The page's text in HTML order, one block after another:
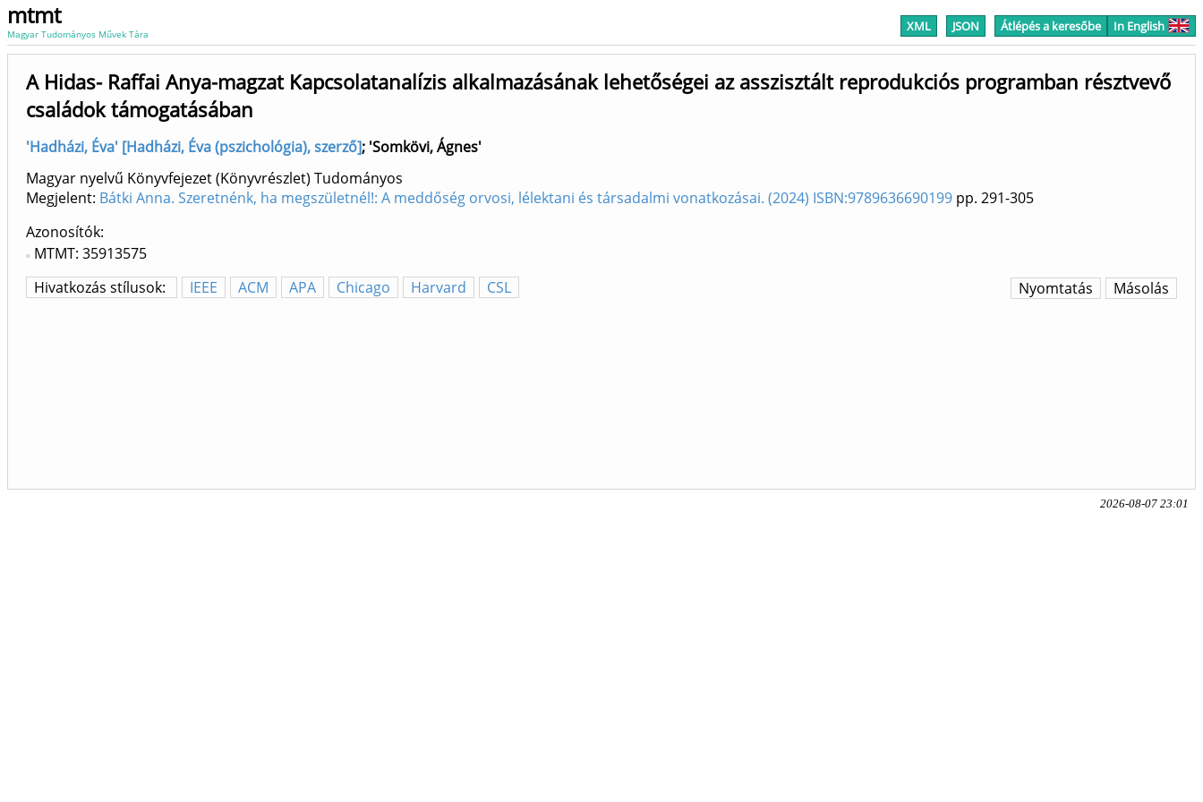
mtmt
Magyar Tudományos Művek Tára XML JSON Átlépés a keresőbe In English
A Hidas- Raffai Anya-magzat Kapcsolatanalízis alkalmazásának lehetőségei az asszisztált reprodukciós programban résztvevő
családok támogatásában
'Hadházi, Éva' [Hadházi, Éva (pszichológia), szerző]; 'Somkövi, Ágnes'
Magyar nyelvű Könyvfejezet (Könyvrészlet) Tudományos
Megjelent: Bátki Anna. Szeretnénk, ha megszületnél!: A meddőség orvosi, lélektani és társadalmi vonatkozásai. (2024) ISBN:9789636690199 pp. 291-305
Azonosítók
MTMT: 35913575
Hivatkozás stílusok:
IEEE ACM APA Chicago Harvard CSL Másolás
Nyomtatás
2026-08-07 23:01